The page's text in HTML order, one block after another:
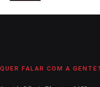
QUER FALAR COM A GENTE?